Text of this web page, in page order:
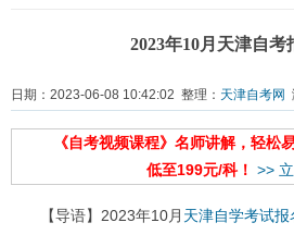
2023年10月天津自考
日期：2023-06-08 10:42:02 整理： 天津自考网
《自考视频课程》名师讲解，轻松
低至199元/科！ >>
【导语】2023年10月 天津自学考试报